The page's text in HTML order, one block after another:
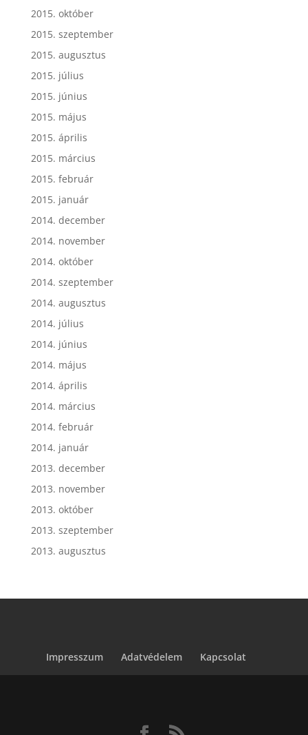
2015. október
2015. szeptember
2015. augusztus
2015. július
2015. június
2015. május
2015. április
2015. március
2015. február
2015. január
2014. december
2014. november
2014. október
2014. szeptember
2014. augusztus
2014. július
2014. június
2014. május
2014. április
2014. március
2014. február
2014. január
2013. december
2013. november
2013. október
2013. szeptember
2013. augusztus
Impresszum Adatvédelem Kapcsolat